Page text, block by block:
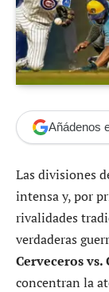
Añádenos
Las divisiones
intensa y, por
rivalidades
verdaderas
Cerveceros vs.
concentran la